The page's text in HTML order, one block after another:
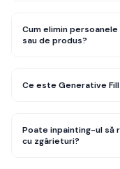
Cum elimin
sau de produs?
Ce este Generative
Poate inpainting-ul
cu zgârieturi?